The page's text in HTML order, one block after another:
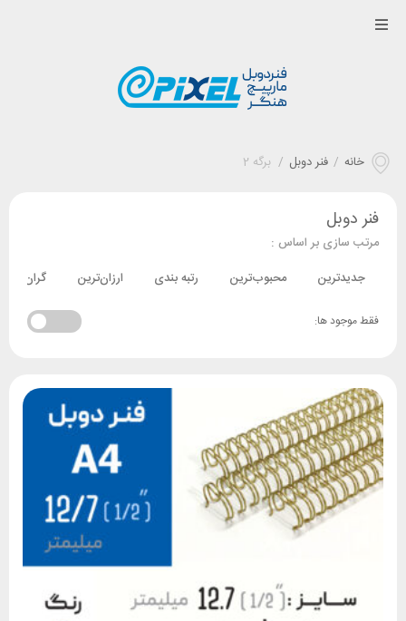
خانه / فنر دوبل / برگه 2
فنر دوبل
مرتب سازی بر اساس :
جدیدترین
محبوب‌ترین رتبه بندی ارزان‌ترین گران‌ترین
فقط موجود ها: